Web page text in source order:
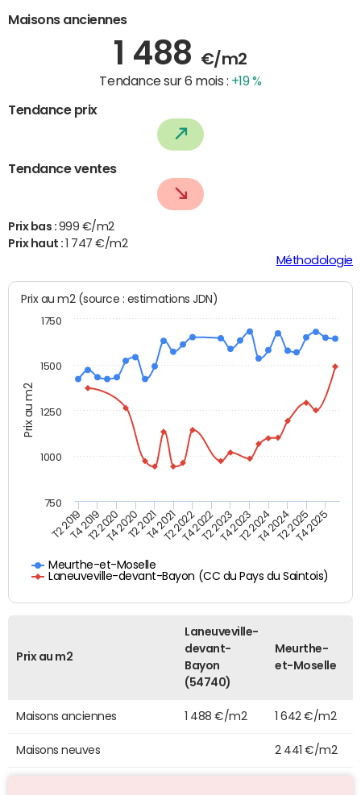
Maisons anciennes
1 488 €/m2
Tendance sur 6 mois : +19 %
Tendance prix
Tendance ventes
Prix bas : 999 €/m2
Prix haut :
1 747 €/m2
Méthodologie
Prix au m2
Prix au m2 (source : estimations JDN)
Meurthe-et-Moselle
Laneuveville-devant-Bayon (CC du Pays du Saintois)
T2 2019T4 2019T2 2020T4 2020T2 2021T4 2021T2 2022T4 2022T2 2023T4 2023T2 2024T4 2024T2 2025T4 2025
750
1000
1250
1500
1750
Prix au m2
Laneuveville-
devant-
Bayon
(54740)
Meurthe-
et-Moselle
Maisons anciennes 1 488 €/m2 1 642 €/m2
Maisons neuves 2 441 €/m2